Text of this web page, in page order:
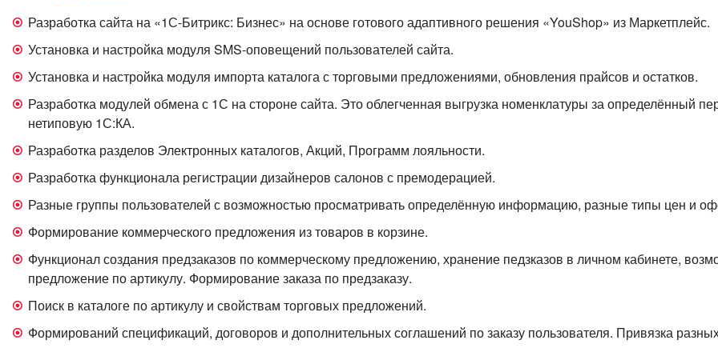
Разработка сайта на «1С-Битрикс: Бизнес» на основе готового адаптивного решения «YouShop» из Маркетплейс.
Установка и настройка модуля SMS-оповещений пользователей сайта.
Установка и настройка модуля импорта каталога с торговыми предложениями, обновления прайсов и остатков.
Разработка модулей обмена с 1С на стороне сайта. Это облегченная выгрузка номенклатуры за определённый
нетиповую 1С:КА.
Разработка разделов Электронных каталогов, Акций, Программ лояльности.
Разработка функционала регистрации дизайнеров салонов с премодерацией.
Разные группы пользователей с возможностью просматривать определённую информацию, разные типы цен и
Формирование коммерческого предложения из товаров в корзине.
Функционал создания предзаказов по коммерческому предложению, хранение педзказов в личном кабинете,
предложение по артикулу. Формирование заказа по предзаказу.
Поиск в каталоге по артикулу и свойствам торговых предложений.
Формирований спецификаций, договоров и дополнительных соглашений по заказу пользователя. Привязка